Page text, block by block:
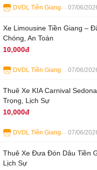
DVDL Tiền Giang 07/06/
Xe Limousine Tiền Giang –
Chóng, An Toàn
10,000đ
DVDL Tiền Giang 07/06/
Thuê Xe KIA Carnival
Trọng, Lịch Sự
10,000đ
DVDL Tiền Giang 07/06/
Thuê Xe Đưa Đón Dâu Tiền
Lịch Sự